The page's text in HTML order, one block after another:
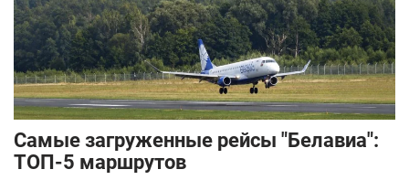
Самые загруженные рейсы "Белавиа":
ТОП-5 маршрутов